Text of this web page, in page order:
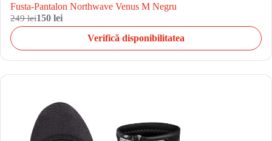
Fusta-Pantalon Northwave Venus M Negru
249 lei150 lei
Verifică disponibilitatea